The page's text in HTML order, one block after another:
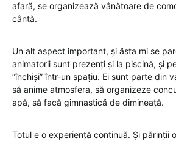
afară, se organizează vânătoare de
cântă.
Un alt aspect important, și ăsta mi se
animatorii sunt prezenți și la piscină, și
“închiși” într-un spațiu. Ei sunt parte din
să anime atmosfera, să organizeze
apă, să facă gimnastică de dimineață.
Totul e o experiență continuă. Și părinții